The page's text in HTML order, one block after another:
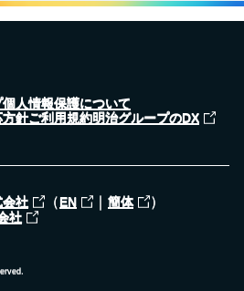
個人情報保護について
方針ご利用規約明治グループのDX
会社 （EN ｜ 簡体 ）
社